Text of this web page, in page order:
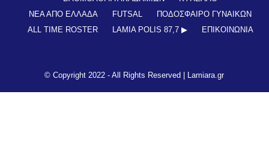
ΝΕΑ ΑΠΟ ΕΛΛΑΔΑ
FUTSAL
ΠΟΔΟΣΦΑΙΡΟ ΓΥΝΑΙΚΩΝ
ALL TIME ROSTER
LAMIA POLIS 87,7 ▶︎ ΕΠΙΚΟΙΝΩΝΊΑ
© Copyright 2022 - All Rights Reserved | Lamiara.gr